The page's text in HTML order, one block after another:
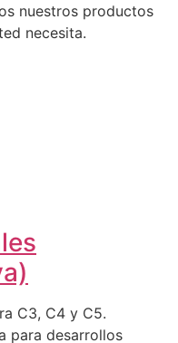
nuestros productos
necesita.
C3, C4 y C5.
para desarrollos